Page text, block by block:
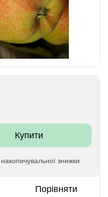
Купити
знижки
Порівняти